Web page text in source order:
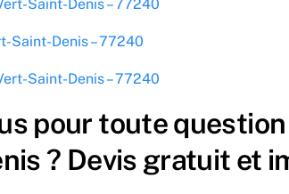
Saint-Denis – 77240
Saint-Denis – 77240
Saint-Denis – 77240
pour toute
? Devis gratuit et